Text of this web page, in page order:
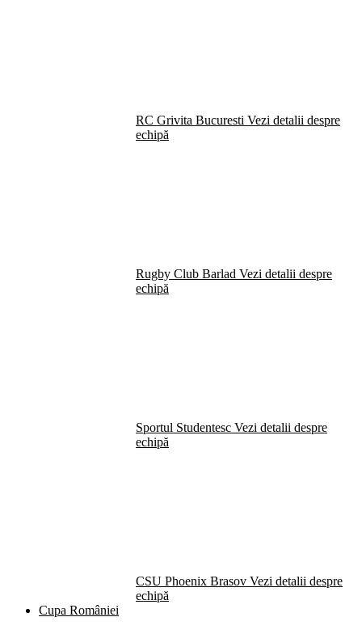
RC Grivita Bucuresti Vezi detalii despre
echipă
Rugby Club Barlad Vezi detalii despre
echipă
Sportul Studentesc Vezi detalii despre
echipă
CSU Phoenix Brasov Vezi detalii despre
echipă
Cupa României